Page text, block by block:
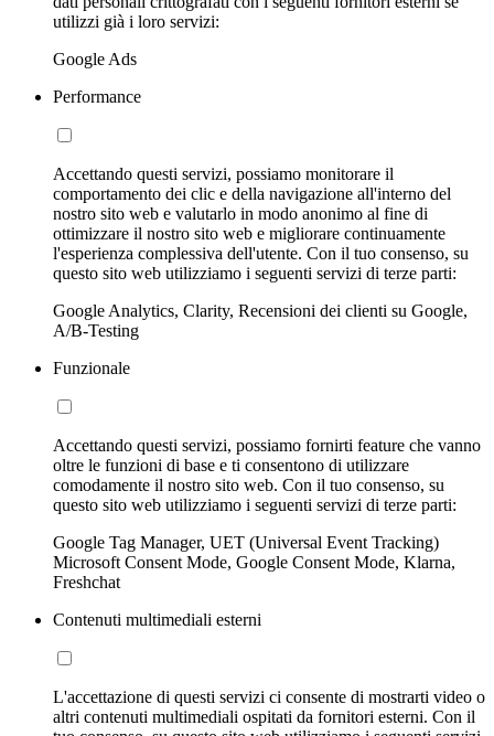
utilizzi già i loro servizi:
Google Ads
Performance
Accettando questi servizi, possiamo monitorare il
comportamento dei clic e della navigazione all'interno del
nostro sito web e valutarlo in modo anonimo al fine di
ottimizzare il nostro sito web e migliorare continuamente
l'esperienza complessiva dell'utente. Con il tuo consenso, su
questo sito web utilizziamo i seguenti servizi di terze parti:
Google Analytics, Clarity, Recensioni dei clienti su Google,
A/B-Testing
Funzionale
Accettando questi servizi, possiamo fornirti feature che vanno
oltre le funzioni di base e ti consentono di utilizzare
comodamente il nostro sito web. Con il tuo consenso, su
questo sito web utilizziamo i seguenti servizi di terze parti:
Google Tag Manager, UET (Universal Event Tracking)
Microsoft Consent Mode, Google Consent Mode, Klarna,
Freshchat
Contenuti multimediali esterni
L'accettazione di questi servizi ci consente di mostrarti video o
altri contenuti multimediali ospitati da fornitori esterni. Con il